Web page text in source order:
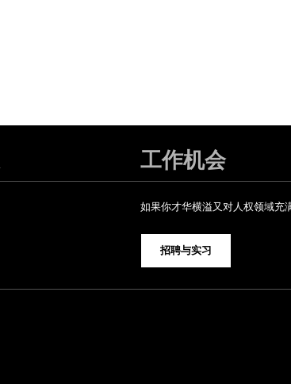
工作机会
如果你才华横溢又对人权领域充
招聘与实习